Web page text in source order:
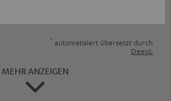
* automatisiert übersetzt durch
DeepL
MEHR ANZEIGEN